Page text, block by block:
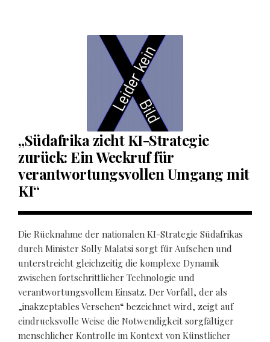
„Südafrika zieht KI-Strategie
zurück: Ein Weckruf für
verantwortungsvollen Umgang mit
KI“
Die Rücknahme der nationalen KI-Strategie Südafrikas
durch Minister Solly Malatsi sorgt für Aufsehen und
unterstreicht gleichzeitig die komplexe Dynamik
zwischen fortschrittlicher Technologie und
verantwortungsvollem Einsatz. Der Vorfall, der als
„inakzeptables Versehen“ bezeichnet wird, zeigt auf
eindrucksvolle Weise die Notwendigkeit sorgfältiger
menschlicher Kontrolle im Kontext von Künstlicher